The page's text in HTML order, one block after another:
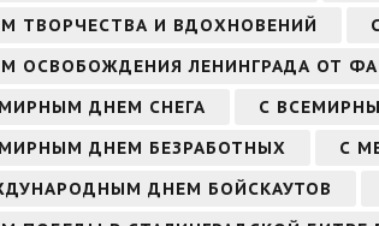
ТВОРЧЕСТВА И ВДОХНОВЕНИЙ
ОСВОБОЖДЕНИЯ ЛЕНИНГРАДА ОТ
ДНЕМ СНЕГА
С
ДНЕМ БЕЗРАБОТНЫХ
С
ДНЕМ БОЙСКАУТОВ